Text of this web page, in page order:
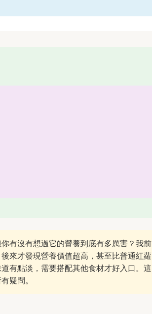
有沒有想過它的營養到底有多厲害？我前
來才發現營養價值超高，甚至比普通紅蘿
有點淡，需要搭配其他食材才好入口。這
疑問。